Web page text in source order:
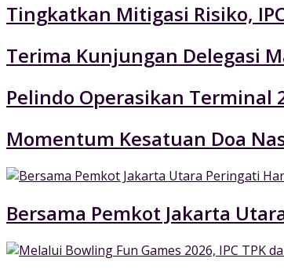
Tingkatkan Mitigasi Risiko,
Terima Kunjungan Delegasi
Pelindo Operasikan Terminal
Momentum Kesatuan Doa
Bersama Pemkot Jakarta